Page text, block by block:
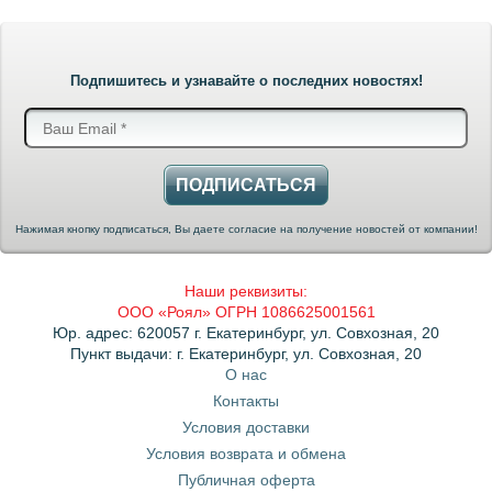
Подпишитесь и узнавайте о последних новостях!
ПОДПИСАТЬСЯ
Нажимая кнопку подписаться, Вы даете согласие на получение новостей от компании!
Наши реквизиты:
ООО «Роял» ОГРН 1086625001561
Юр. адрес: 620057 г. Екатеринбург, ул. Совхозная, 20
Пункт выдачи: г. Екатеринбург, ул. Совхозная, 20
О нас
Контакты
Условия доставки
Условия возврата и обмена
Публичная оферта